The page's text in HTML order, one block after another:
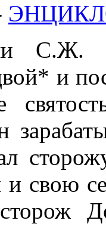
С.Ж.
и
и свою
сторож